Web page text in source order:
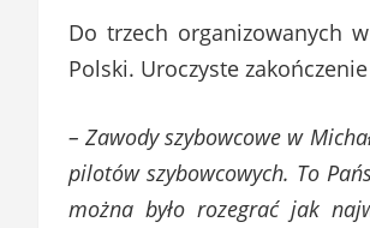
Do trzech organizowanych
Polski. Uroczyste
– Zawody szybowcowe w
pilotów szybowcowych. To
można było rozegrać jak